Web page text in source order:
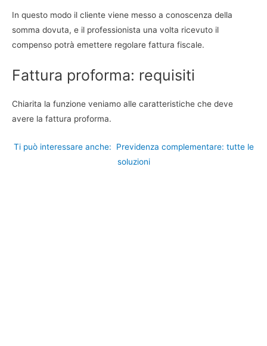
In questo modo il cliente viene messo a conoscenza della
somma dovuta, e il professionista una volta ricevuto il
compenso potrà emettere regolare fattura fiscale.
Fattura proforma: requisiti
Chiarita la funzione veniamo alle caratteristiche che deve
avere la fattura proforma.
Ti può interessare anche:
Previdenza complementare: tutte le
soluzioni